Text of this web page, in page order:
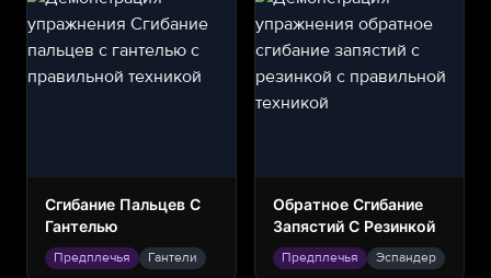
Сгибание Пальцев С
Гантелью
Предплечья Гантели
Обратное Сгибание
Запястий С Резинкой
Предплечья Эспандер